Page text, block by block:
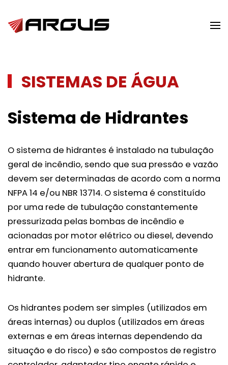
Skip to main content
SISTEMAS DE ÁGUA
Sistema de Hidrantes
O sistema de hidrantes é instalado na tubulação
geral de incêndio, sendo que sua pressão e vazão
devem ser determinadas de acordo com a norma
NFPA 14 e/ou NBR 13714. O sistema é constituído
por uma rede de tubulação constantemente
pressurizada pelas bombas de incêndio e
acionadas por motor elétrico ou diesel, devendo
entrar em funcionamento automaticamente
quando houver abertura de qualquer ponto de
hidrante.
Os hidrantes podem ser simples (utilizados em
áreas internas) ou duplos (utilizados em áreas
externas e em áreas internas dependendo da
situação e do risco) e são compostos de registro